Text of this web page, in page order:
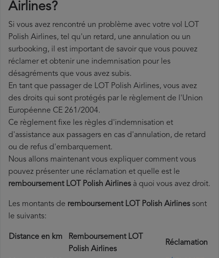
Airlines?
Si vous avez rencontré un problème avec votre vol LOT
Polish Airlines, tel qu'un retard, une annulation ou un
surbooking, il est important de savoir que vous pouvez
réclamer et obtenir une indemnisation pour les
désagréments que vous avez subis.
En tant que passager de LOT Polish Airlines, vous avez
des droits qui sont protégés par le règlement de l'Union
Européenne CE 261/2004.
Ce règlement fixe les règles d'indemnisation et
d'assistance aux passagers en cas d'annulation, de retard
ou de refus d'embarquement.
Nous allons maintenant vous expliquer comment vous
pouvez présenter une réclamation et quelle est le
remboursement LOT Polish Airlines à quoi vous avez droit.
Les montants de remboursement LOT Polish Airlines sont
le suivants:
Distance en km
Remboursement LOT
Polish Airlines
Réclamation